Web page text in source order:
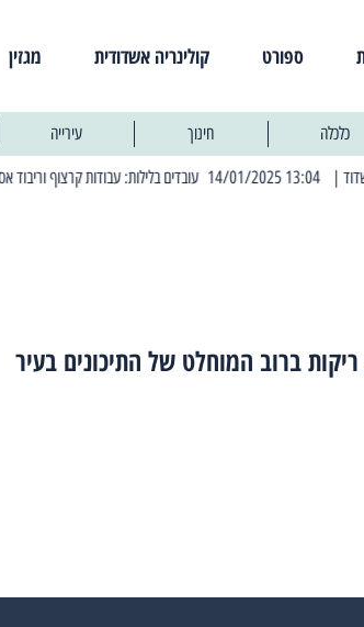
ספורט קולינריה אשדודית
מגזין
כלכלה חינוך עירייה
| 13:04 14/01/2025 עובדים בלילות: עבודות קרצוף וריבוד אספלט
ברוב המוחלט של התיכונים בעיר